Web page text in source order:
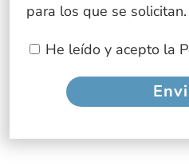
para los que se solicitan.
He leído y acepto la